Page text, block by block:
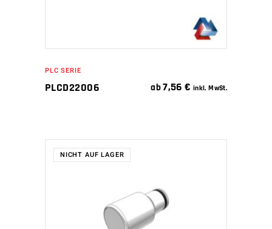
PLC SERIE
PLCD22006 ab7,56€ inkl. MwSt.
NICHT AUF LAGER